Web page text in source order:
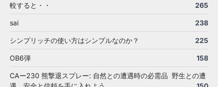
較すると・・
265
sai 238
シンプリッチの使い方はシンプルなのか？ 225
OB6弾 158
CAー230 熊撃退スプレー: 自然との遭遇時の必需品 野生との遭